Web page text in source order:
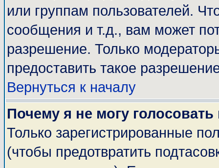
или группам пользователей.
сообщения и т.д., вам может
разрешение. Только
предоставить такое
Вернуться к началу
Почему я не могу
Только зарегистрированные
(чтобы предотвратить